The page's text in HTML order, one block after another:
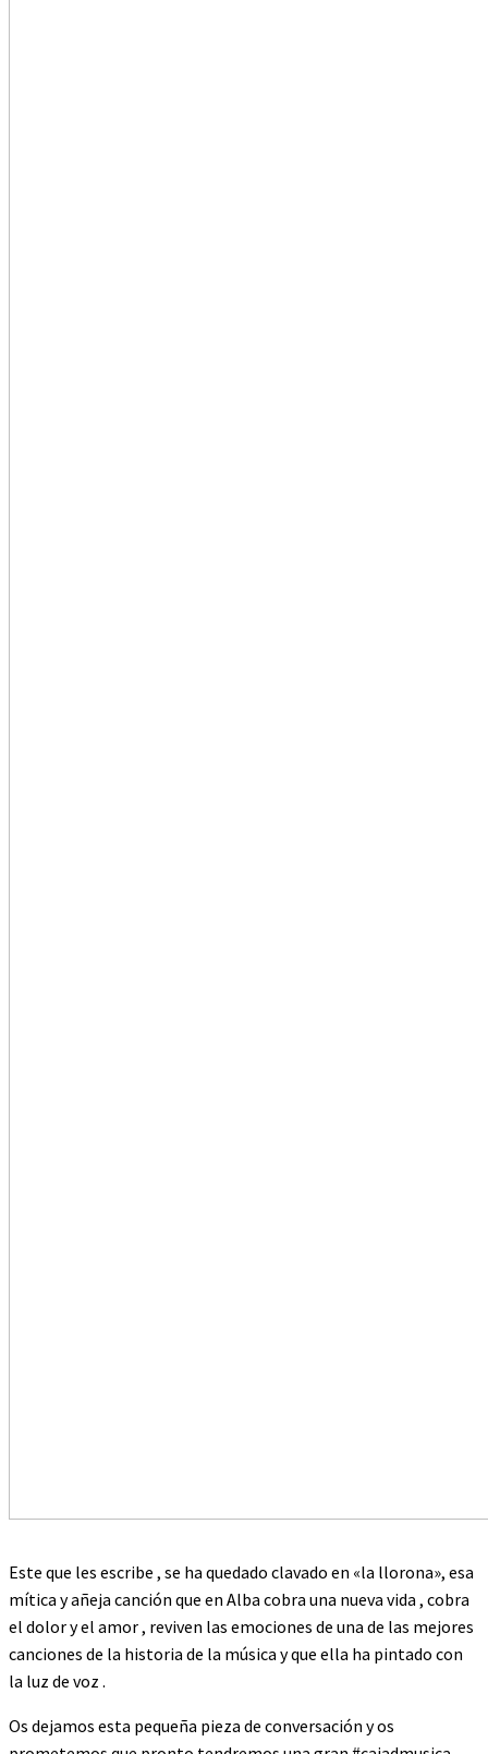
Este que les escribe , se ha quedado clavado en «la llorona», esa
mítica y añeja canción que en Alba cobra una nueva vida , cobra
el dolor y el amor , reviven las emociones de una de las mejores
canciones de la historia de la música y que ella ha pintado con
la luz de voz .
Os dejamos esta pequeña pieza de conversación y os